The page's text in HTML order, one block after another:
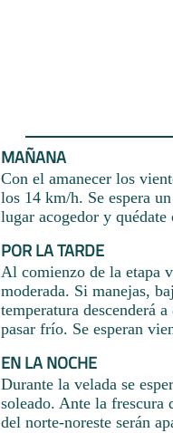
MAÑANA
Con el amanecer los
los 14 km/h. Se espera
lugar acogedor y quédate
POR LA TARDE
Al comienzo de la etapa
moderada. Si manejas,
temperatura descenderá
pasar frío. Se esperan
EN LA NOCHE
Durante la velada se
soleado. Ante la frescura
del norte-noreste serán